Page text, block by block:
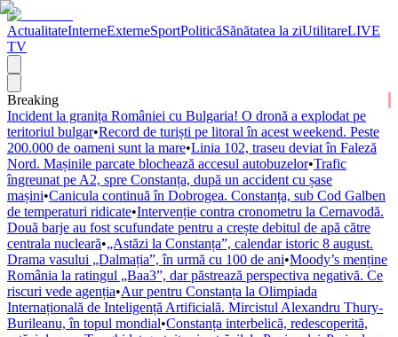
ActualitateInterneExterneSportPoliticăSănătatea la ziUtilitareLIVE
TV
Breaking
Incident la granița României cu Bulgaria! O dronă a explodat pe
teritoriul bulgar•Record de turiști pe litoral în acest weekend. Peste
200.000 de oameni sunt la mare•Linia 102, traseu deviat în Faleză
Nord. Mașinile parcate blochează accesul autobuzelor•Trafic
îngreunat pe A2, spre Constanța, după un accident cu șase
mașini•Canicula continuă în Dobrogea. Constanța, sub Cod Galben
de temperaturi ridicate•Intervenție contra cronometru la Cernavodă.
Două barje au fost scufundate pentru a crește debitul de apă către
centrala nucleară•„Astăzi la Constanța”, calendar istoric 8 august.
Drama vasului „Dalmația”, în urmă cu 100 de ani•Moody’s menține
România la ratingul „Baa3”, dar păstrează perspectiva negativă. Ce
riscuri vede agenția•Aur pentru Constanța la Olimpiada
Internațională de Inteligență Artificială. Mircistul Alexandru Thury-
Burileanu, în topul mondial•Constanța interbelică, redescoperită,